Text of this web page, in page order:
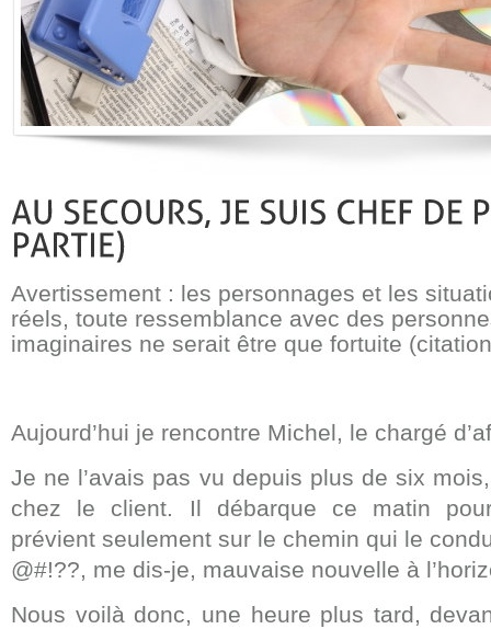
Avertissement : les personnages et les
réels, toute ressemblance avec des
imaginaires ne serait être que fortuite
Aujourd’hui je rencontre Michel, le chargé
Je ne l’avais pas vu depuis plus de six
chez le client. Il débarque ce matin
prévient seulement sur le chemin qui le
@#!??, me dis-je, mauvaise nouvelle à
Nous voilà donc, une heure plus tard,